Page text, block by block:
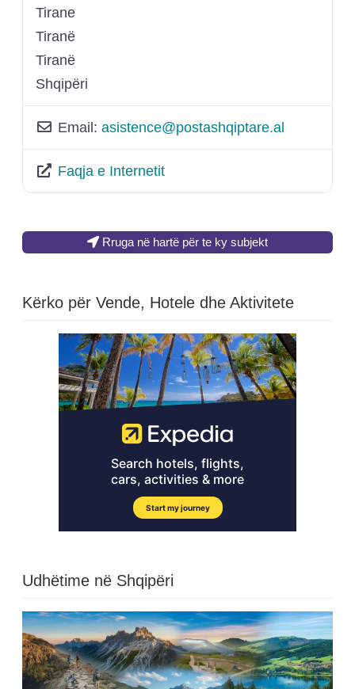
Tirane
Tiranë
Tiranë
Shqipëri
Email: asistence@postashqiptare.al
Faqja e Internetit
Rruga në hartë për te ky subjekt
Kërko për Vende, Hotele dhe Aktivitete
Udhëtime në Shqipëri